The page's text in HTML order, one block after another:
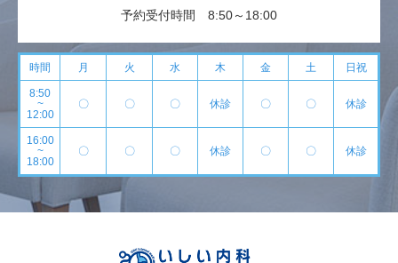
予約受付時間 8:50～18:00
時間 月 火 水 木 金 土 日祝
8:50
~
12:00
〇 〇 〇 休診 〇 〇 休診
16:00
~
18:00
〇 〇 〇 休診 〇 〇 休診